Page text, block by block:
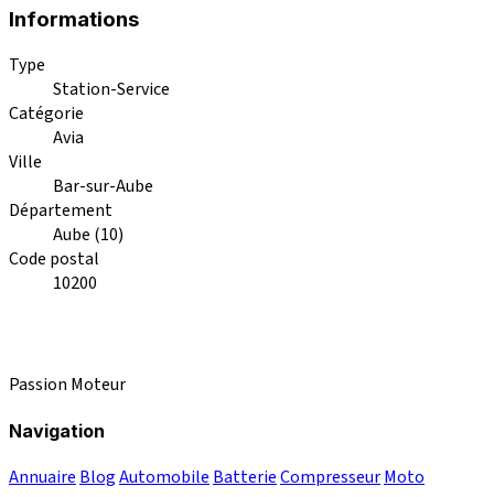
Informations
Type
Station-Service
Catégorie
Avia
Ville
Bar-sur-Aube
Département
Aube (10)
Code postal
10200
Passion Moteur
Navigation
Annuaire BlogAutomobile BatterieCompresseurMoto